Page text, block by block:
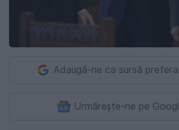
Adaugă-ne ca sursă
Urmărește-ne pe